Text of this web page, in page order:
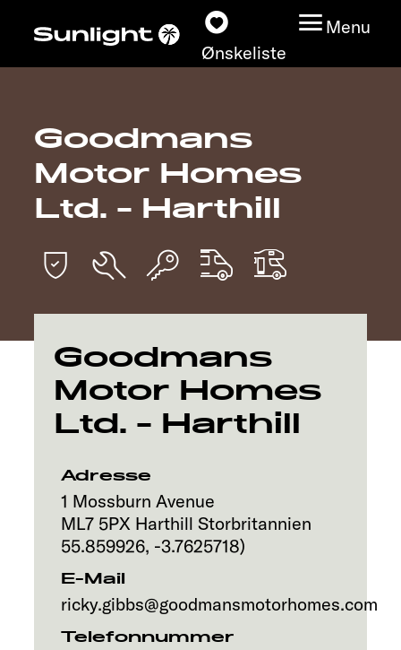
Ønskeliste
Menu
Modeller
Konfigurator
Find din Sunlight
Oplev
Service
Goodmans
Motor Homes
Ltd. - Harthill
Goodmans
Motor Homes
Ltd. - Harthill
Adresse
1 Mossburn Avenue
ML7 5PX Harthill Storbritannien
55.859926, -3.7625718)
E-Mail
ricky.gibbs@goodmansmotorhomes.com
Telefonnummer